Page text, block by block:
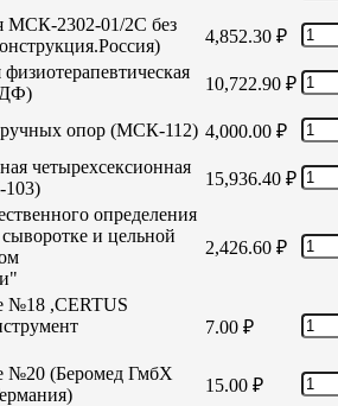
МСК-2302-01/2С без
4,852.30 ₽
10,722.90 ₽
опор (МСК-112) 4,000.00 ₽
четырехсексионная
15,936.40 ₽
определения
и цельной
2,426.60 ₽
№18 ,CERTUS
7.00 ₽
№20 (Беромед ГмбХ
15.00 ₽